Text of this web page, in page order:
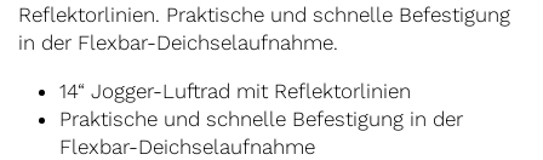
Reflektorlinien. Praktische und schnelle Befestigung
in der Flexbar-Deichselaufnahme.
14“ Jogger-Luftrad mit Reflektorlinien
Praktische und schnelle Befestigung in der
Flexbar-Deichselaufnahme